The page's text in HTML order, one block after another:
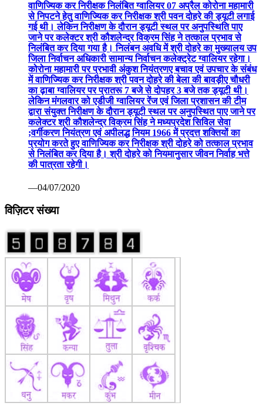
वाणिज्यिक कर निरीक्षक निलंबित ग्वालियर 07 अप्रैल कोरोना महामारी
से निपटने हेतु वाणिज्यिक कर निरीक्षक श्री पवन दोहरे की ड्यूटी लगाई
गई थी। लेकिन निरीक्षण के दौरान ड्यूटी स्थल पर अनुपस्थिति पाए
जाने पर कलेक्टर श्री कौशलेन्द्र विक्रम सिंह ने तत्काल प्रभाव से
निलंबित कर दिया गया है। निलंबन अवधि में श्री दोहरे का मुख्यालय उप
जिला निर्वाचन अधिकारी सामान्य निर्वाचन कलेक्ट्रेट ग्वालियर रहेगा।
कोरोना महामारी पर प्रभावी अंकुश नियंत्रणए बचाव एवं उपचार के संबंध
में वाणिज्यिक कर निरीक्षक श्री पवन दोहरे की बेला की बावड़ीए चौधरी
का ढ़ाबा ग्वालियर पर प्रातरू 7 बजे से दोपहर 3 बजे तक ड्यूटी थी।
लेकिन मंगलवार को एडीजी ग्वालियर रेंज एवं जिला प्रशासन की टीम
द्वारा संयुक्त निरीक्षण के दौरान ड्यूटी स्थल पर अनुपस्थित पाए जाने पर
कलेक्टर श्री कौशलेन्द्र विक्रम सिंह ने मध्यप्रदेश सिविल सेवा
;वर्गीकरण नियंत्रण एवं अपीलद्ध नियम 1966 में प्रदत्त शक्तियों का
प्रयोग करते हुए वाणिज्यिक कर निरीक्षक श्री दोहरे को तत्काल प्रभाव
से निलंबित कर दिया है। श्री दोहरे को नियमानुसार जीवन निर्वाह भत्ते
की पात्रता रहेगी।
—04/07/2020
विज़िटर संख्या